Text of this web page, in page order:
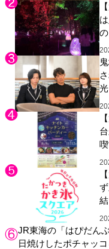
り
JR東海の「はぴだん
日焼けしたポチャッ